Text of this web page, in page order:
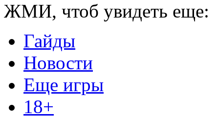
ЖМИ, чтоб увидеть еще:
Гайды
Новости
Еще игры
18+